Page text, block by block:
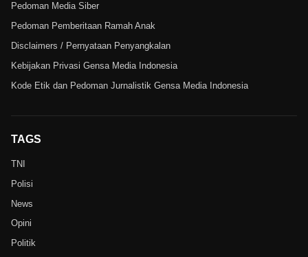
Pedoman Media Siber
Pedoman Pemberitaan Ramah Anak
Disclaimers / Pernyataan Penyangkalan
Kebijakan Privasi Gensa Media Indonesia
Kode Etik dan Pedoman Jurnalistik Gensa Media Indonesia
TAGS
TNI
Polisi
News
Opini
Politik